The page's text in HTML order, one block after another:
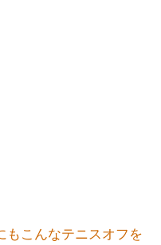
もこんなテニスオフを